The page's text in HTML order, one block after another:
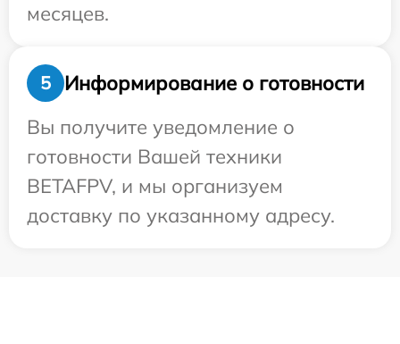
месяцев.
5
Информирование о готовности
Вы получите уведомление о
готовности Вашей техники
BETAFPV, и мы организуем
доставку по указанному адресу.